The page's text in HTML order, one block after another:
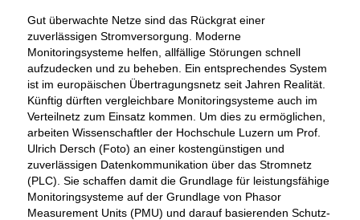
Gut überwachte Netze sind das Rückgrat einer
zuverlässigen Stromversorgung. Moderne
Monitoringsysteme helfen, allfällige Störungen schnell
aufzudecken und zu beheben. Ein entsprechendes System
ist im europäischen Übertragungsnetz seit Jahren Realität.
Künftig dürften vergleichbare Monitoringsysteme auch im
Verteilnetz zum Einsatz kommen. Um dies zu ermöglichen,
arbeiten Wissenschaftler der Hochschule Luzern um Prof.
Ulrich Dersch (Foto) an einer kostengünstigen und
zuverlässigen Datenkommunikation über das Stromnetz
(PLC). Sie schaffen damit die Grundlage für leistungsfähige
Monitoringsysteme auf der Grundlage von Phasor
Measurement Units (PMU) und darauf basierenden Schutz-